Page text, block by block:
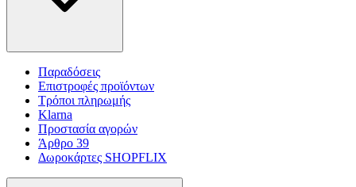
Παραδόσεις
Επιστροφές προϊόντων
Τρόποι πληρωμής
Klarna
Προστασία αγορών
Άρθρο 39
Δωροκάρτες SHOPFLIX